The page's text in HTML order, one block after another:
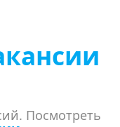
Посмотреть